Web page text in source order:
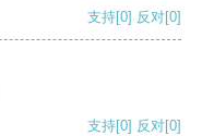
支持[0] 反对[0]
支持[0] 反对[0]